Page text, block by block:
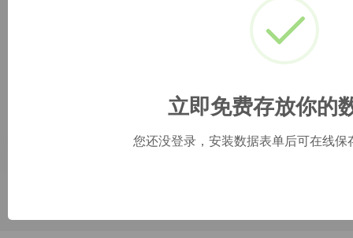
图片文件
立即免费存放你的
您还没登录，安装数据表单后可在线保